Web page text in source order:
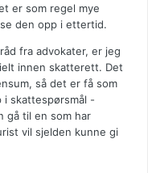
er som regel mye
den opp i ettertid.
fra advokater, er jeg
innen skatterett. Det
så det er få som
i skattespørsmål -
gå til en som har
vil sjelden kunne gi